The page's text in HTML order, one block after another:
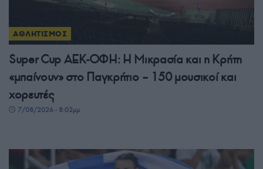
ΑΘΛΗΤΙΣΜΟΣ
Super Cup ΑΕΚ-ΟΦΗ: Η Μικρασία και η Κρήτη
«μπαίνουν» στο Παγκρήτιο – 150 μουσικοί και
χορευτές
7/08/2026 - 8:02μμ